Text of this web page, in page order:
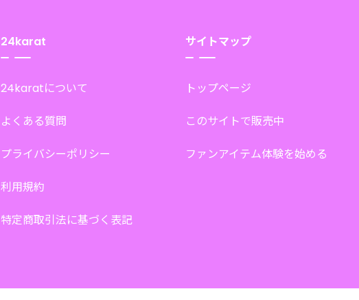
24karat
24karatについて
よくある質問
プライバシーポリシー
利用規約
特定商取引法に基づく表記
サイトマップ
トップページ
このサイトで販売中
ファンアイテム体験を始める